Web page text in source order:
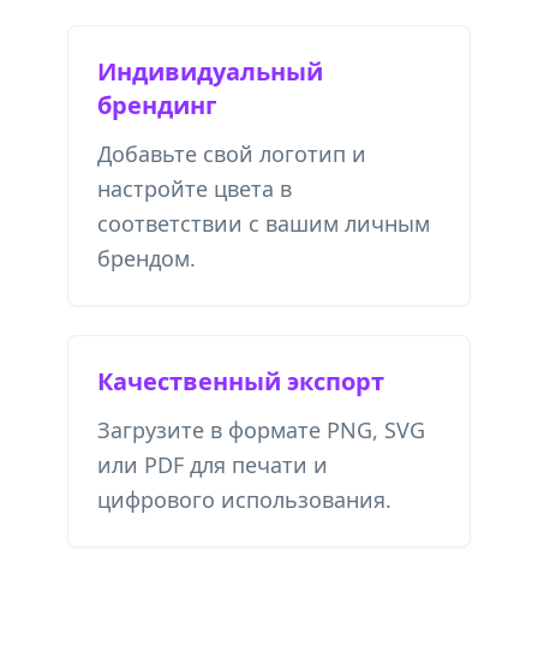
Индивидуальный
брендинг
Добавьте свой логотип и
настройте цвета в
соответствии с вашим личным
брендом.
Качественный экспорт
Загрузите в формате PNG, SVG
или PDF для печати и
цифрового использования.